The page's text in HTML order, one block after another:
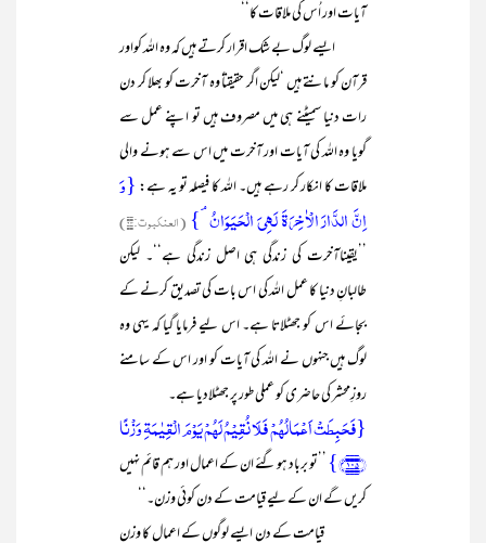
آیات اور اُس کی ملاقات کا‘‘
ایسے لوگ بے شک اقرار کرتے ہیں کہ وہ اللہ کواور
قرآن کو مانتے ہیں ‘لیکن اگر حقیقتاً وہ آخرت کو بھلا کر دن
رات دنیا سمیٹنے ہی میں مصروف ہیں تو اپنے عمل سے
گویا وہ اللہ کی آیات اور آخرت میں اس سے ہونے والی
ملاقات کا انکار کر رہے ہیں۔ اللہ کا فیصلہ تو یہ ہے:{وَ
اِنَّ الدَّارَ الۡاٰخِرَۃَ لَہِیَ الۡحَیَوَانُ ۘ}(العنکبوت:۶۴)
’’یقیناآخرت کی زندگی ہی اصل زندگی ہے‘‘۔ لیکن
طالبانِ دنیا کا عمل اللہ کی اس بات کی تصدیق کرنے کے
بجائے اس کو جھٹلاتا ہے۔ اس لیے فرمایا گیا کہ یہی وہ
لوگ ہیں جنہوں نے اللہ کی آیات کو اور اس کے سامنے
روزِمحشر کی حاضری کو عملی طور پر جھٹلادیا ہے۔
{فَحَبِطَتۡ اَعۡمَالُہُمۡ فَلَا نُقِیۡمُ لَہُمۡ یَوۡمَ الۡقِیٰمَۃِ وَزۡنًا
﴿۱۰۵﴾}
’’تو برباد ہو گئے ان کے اعمال اور ہم قائم نہیں
کریں گے ان کے لیے قیامت کے دن کوئی وزن۔‘‘
قیامت کے دن ایسے لوگوں کے اعمال کا وزن